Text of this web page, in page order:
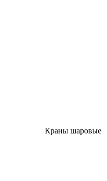
Краны шаровые